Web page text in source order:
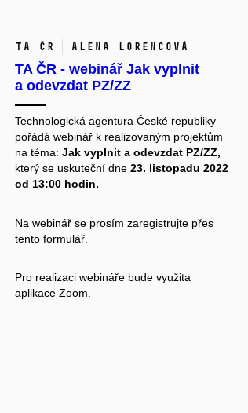
TA ČR Alena Lorencová
TA ČR - webinář Jak vyplnit
a odevzdat PZ/ZZ
Technologická agentura České republiky
pořádá webinář k realizovaným projektům
na téma: Jak vyplnit a odevzdat PZ/ZZ,
který se uskuteční dne 23. listopadu 2022
od 13:00 hodin.
Na webinář se prosím zaregistrujte přes
tento formulář.
Pro realizaci webináře bude využita
aplikace Zoom.